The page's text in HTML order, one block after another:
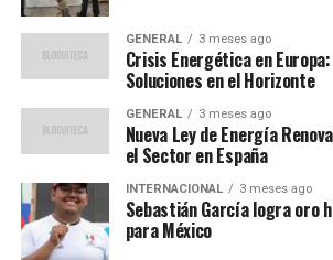
Lista de Nominados
Hombres
Arqueros
Alisson
Thibaut Courtois
David Raya
GENERAL 3 meses ago
Crisis Energética en
Soluciones en el Horizonte
GENERAL 3 meses ago
Nueva Ley de Energía
el Sector en España
INTERNACIONAL 3 meses ago
Sebastián García logra oro
para México